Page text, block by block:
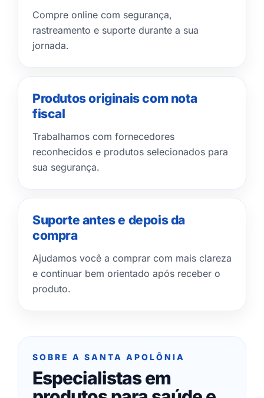
Compre online com segurança,
rastreamento e suporte durante a sua
jornada.
Produtos originais com nota
fiscal
Trabalhamos com fornecedores
reconhecidos e produtos selecionados para
sua segurança.
Suporte antes e depois da
compra
Ajudamos você a comprar com mais clareza
e continuar bem orientado após receber o
produto.
SOBRE A SANTA APOLÔNIA
Especialistas em